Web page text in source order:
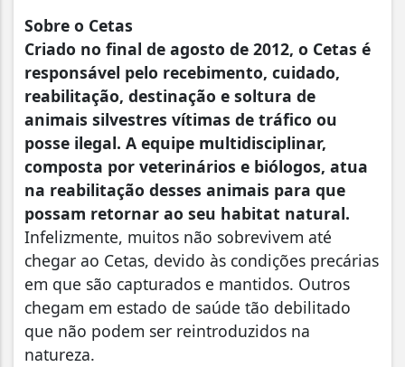
Sobre o Cetas
Criado no final de agosto de 2012, o Cetas é
responsável pelo recebimento, cuidado,
reabilitação, destinação e soltura de
animais silvestres vítimas de tráfico ou
posse ilegal. A equipe multidisciplinar,
composta por veterinários e biólogos, atua
na reabilitação desses animais para que
possam retornar ao seu habitat natural.
Infelizmente, muitos não sobrevivem até
chegar ao Cetas, devido às condições precárias
em que são capturados e mantidos. Outros
chegam em estado de saúde tão debilitado
que não podem ser reintroduzidos na
natureza.